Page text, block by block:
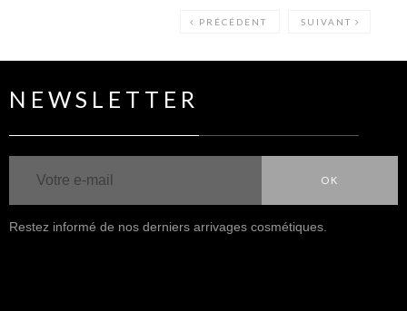
PRÉCÉDENT SUIVANT
NEWSLETTER
OK
Restez informé de nos derniers arrivages cosmétiques.